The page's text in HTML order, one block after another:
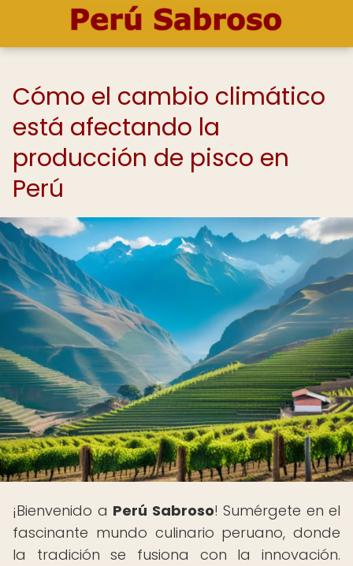
Cómo el cambio climático
está afectando la
producción de pisco en
Perú
¡Bienvenido a Perú Sabroso! Sumérgete en el
fascinante mundo culinario peruano, donde
la tradición se fusiona con la innovación.